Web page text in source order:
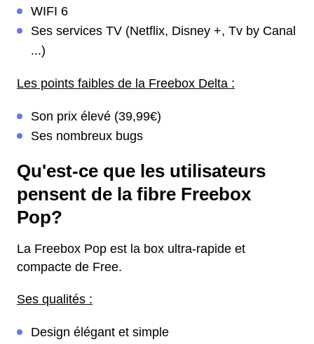
WIFI 6
Ses services TV (Netflix, Disney +, Tv by Canal
...)
Les points faibles de la Freebox Delta :
Son prix élevé (39,99€)
Ses nombreux bugs
Qu'est-ce que les utilisateurs
pensent de la fibre Freebox
Pop?
La Freebox Pop est la box ultra-rapide et
compacte de Free.
Ses qualités :
Design élégant et simple